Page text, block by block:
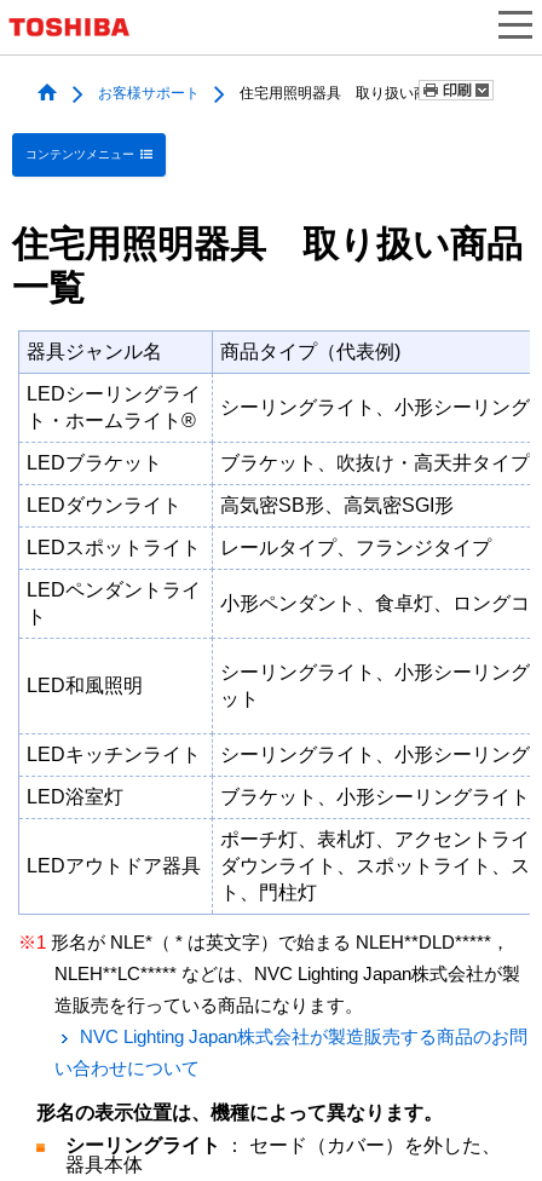
お客様サポート 住宅用照明器具 取り扱い商品一覧
コンテンツメニュー
住宅用照明器具 取り扱い商品
一覧
器具ジャンル名 商品タイプ（代表例)
LEDシーリングライ
ト・ホームライト®
シーリングライト、小形シーリング
LEDブラケット ブラケット、吹抜け・高天井タイプ
LEDダウンライト 高気密SB形、高気密SGI形
LEDスポットライト レールタイプ、フランジタイプ
LEDペンダントライ
ト
小形ペンダント、食卓灯、ロングコ
LED和風照明
シーリングライト、小形シーリング
ット
LEDキッチンライト シーリングライト、小形シーリング
LED浴室灯 ブラケット、小形シーリングライト
LEDアウトドア器具
ポーチ灯、表札灯、アクセントライ
ダウンライト、スポットライト、ス
ト、門柱灯
※1 形名が NLE*（ * は英文字）で始まる NLEH**DLD*****，
NLEH**LC***** などは、NVC Lighting Japan株式会社が製
造販売を行っている商品になります。
NVC Lighting Japan株式会社が製造販売する商品のお問
い合わせについて
形名の表示位置は、機種によって異なります。
シーリングライト
： セード（カバー）を外した、
器具本体